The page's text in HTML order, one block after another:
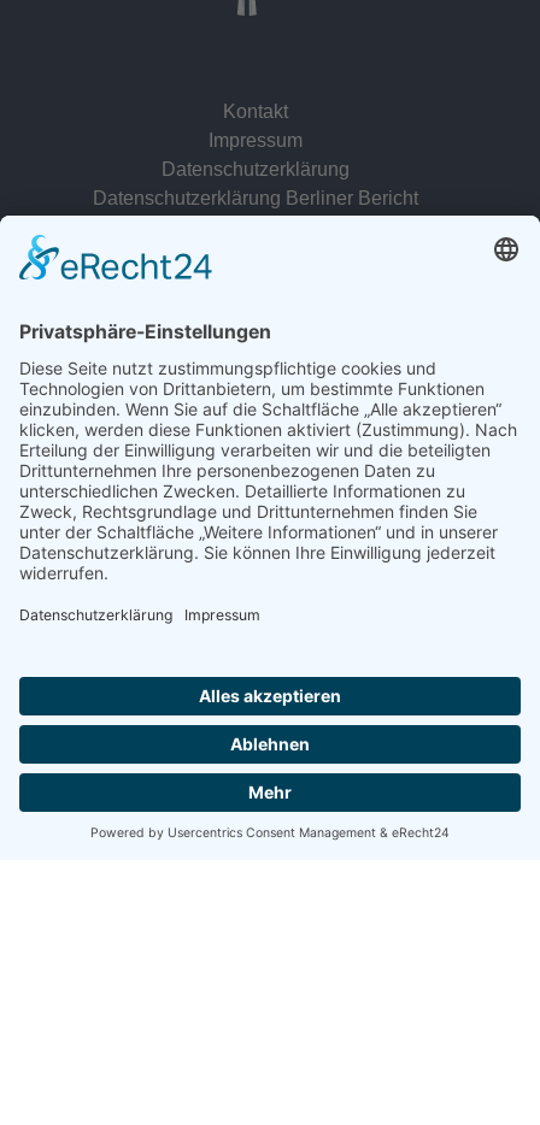
Kontakt
Impressum
Datenschutzerklärung
Datenschutzerklärung Berliner Bericht
© 2022 - 2026 Dr. Christina Baum. Alle Rechte vorbehalten.